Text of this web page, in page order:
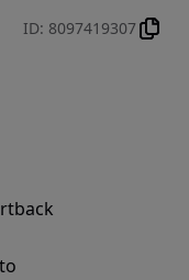
ID: 8097419307